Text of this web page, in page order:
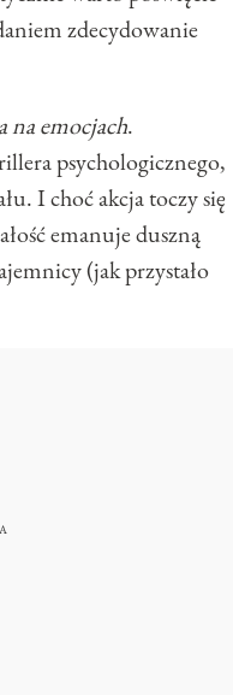
zdecydowanie
na emocjach.
psychologicznego,
I choć akcja toczy się
emanuje duszną
(jak przystało